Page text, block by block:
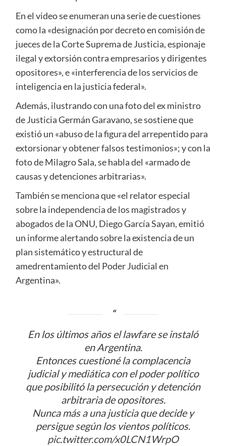
En el video se enumeran una serie de cuestiones
como la «designación por decreto en comisión de
jueces de la Corte Suprema de Justicia, espionaje
ilegal y extorsión contra empresarios y dirigentes
opositores», e «interferencia de los servicios de
inteligencia en la justicia federal».
Además, ilustrando con una foto del ex ministro
de Justicia Germán Garavano, se sostiene que
existió un «abuso de la figura del arrepentido para
extorsionar y obtener falsos testimonios»; y con la
foto de Milagro Sala, se habla del «armado de
causas y detenciones arbitrarias».
También se menciona que «el relator especial
sobre la independencia de los magistrados y
abogados de la ONU, Diego García Sayan, emitió
un informe alertando sobre la existencia de un
plan sistemático y estructural de
amedrentamiento del Poder Judicial en
Argentina».
En los últimos años el lawfare se instaló
en Argentina.
Entonces cuestioné la complacencia
judicial y mediática con el poder político
que posibilitó la persecución y detención
arbitraria de opositores.
Nunca más a una justicia que decide y
persigue según los vientos políticos.
pic.twitter.com/x0LCN1WrpO